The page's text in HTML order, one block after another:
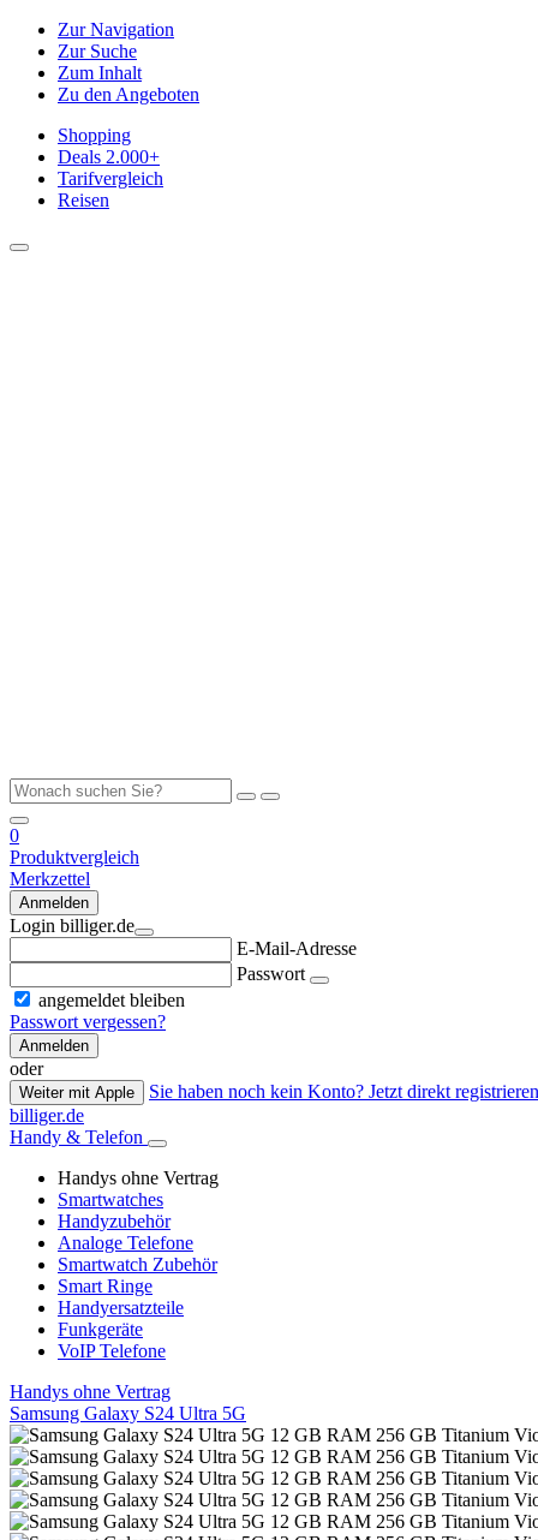
Zur Navigation
Zur Suche
Zum Inhalt
Zu den Angeboten
Shopping
Deals 2.000+
Tarifvergleich
Reisen
0
Produktvergleich
Merkzettel
Anmelden
Login billiger.de
E-Mail-Adresse
Passwort
angemeldet bleiben
Passwort vergessen?
Anmelden
oder
Weiter mit Apple
Sie haben noch kein Konto? Jetzt direkt
billiger.de
Handy & Telefon
Handys ohne Vertrag
Smartwatches
Handyzubehör
Analoge Telefone
Smartwatch Zubehör
Smart Ringe
Handyersatzteile
Funkgeräte
VoIP Telefone
Handys ohne Vertrag
Samsung Galaxy S24 Ultra 5G